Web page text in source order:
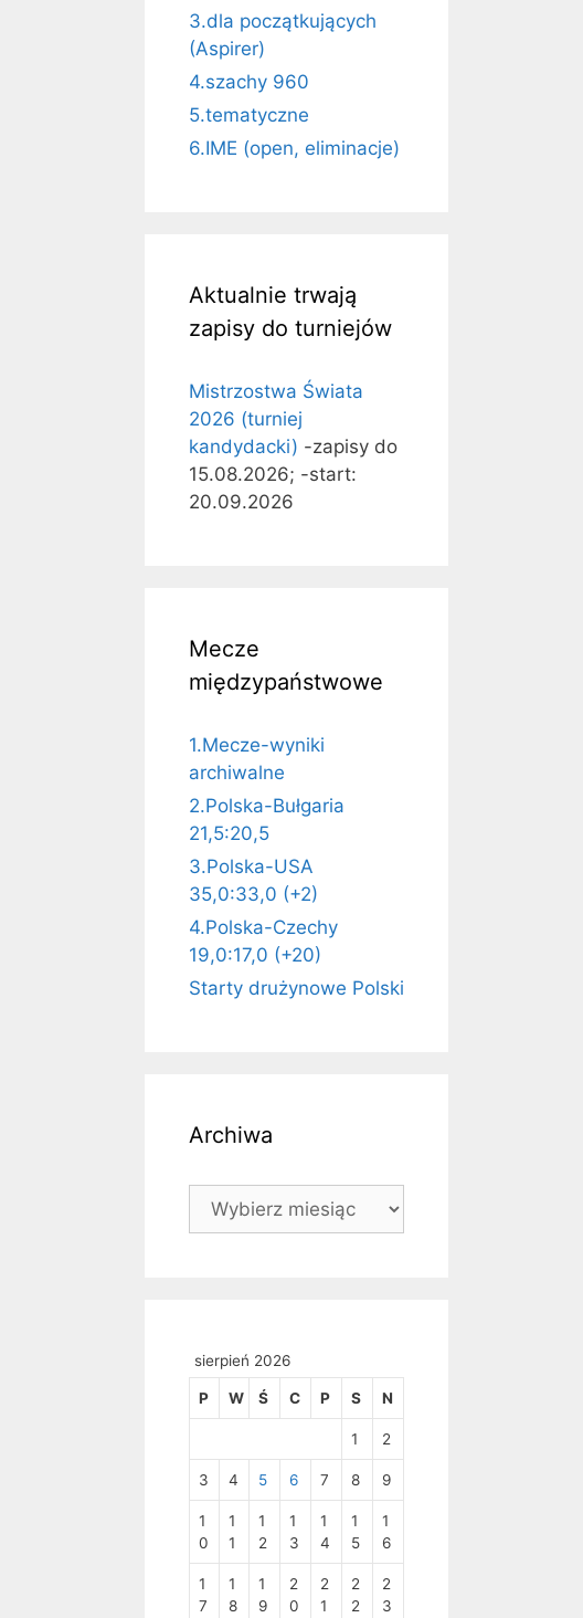
3.dla początkujących
(Aspirer)
4.szachy 960
5.tematyczne
6.IME (open, eliminacje)
Aktualnie trwają
zapisy do turniejów
Mistrzostwa Świata
2026 (turniej
kandydacki) -zapisy do
15.08.2026; -start:
20.09.2026
Mecze
międzypaństwowe
1.Mecze-wyniki
archiwalne
2.Polska-Bułgaria
21,5:20,5
3.Polska-USA
35,0:33,0 (+2)
4.Polska-Czechy
19,0:17,0 (+20)
Starty drużynowe Polski
Archiwa
Archiwa
sierpień 2026
P W Ś C P S N
1 2
3 4 5 6 7 8 9
1
0
1
1
1
2
1
3
1
4
1
5
1
6
1
7
1
8
1
9
2
0
2
1
2
2
2
3